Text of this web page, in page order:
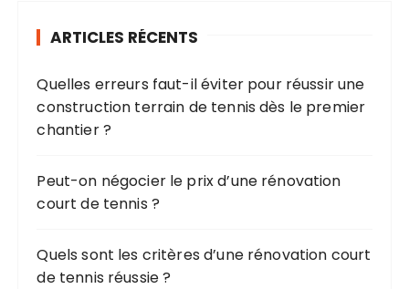
e
p
o
r
ARTICLES RÉCENTS
Quelles erreurs faut-il éviter pour réussir une
construction terrain de tennis dès le premier
chantier ?
Peut-on négocier le prix d’une rénovation
court de tennis ?
Quels sont les critères d’une rénovation court
de tennis réussie ?